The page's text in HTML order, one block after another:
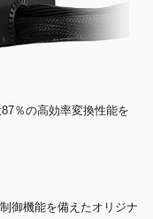
％の高効率変換性能を
御機能を備えたオリジナ